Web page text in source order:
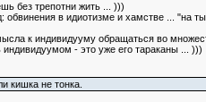
без трепотни жить ... )))
в идиотизме и хамстве ... "на
к индивидууму обращаться во
- это уже его тараканы ... )))
кишка не тонка.